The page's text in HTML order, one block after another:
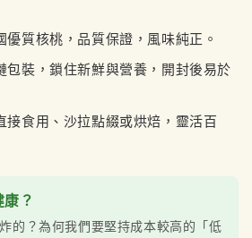
優質核桃，品質保證，風味純正。
包裝，鎖住新鮮與營養，開封後易於
接食用、沙拉點綴或烘焙，靈活百
？
的？為何我們要堅持成本較高的「低